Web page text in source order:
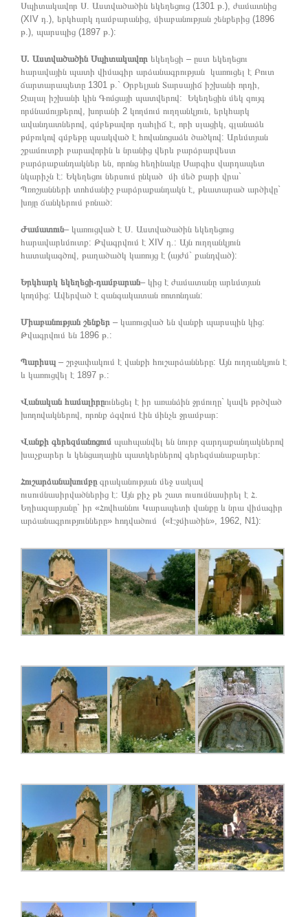
Սպիտակավոր Ս. Աստվածածին եկեղեցուց (1301 թ.), ժամատնից
(XIV դ.), երկհարկ դամբարանից, միաբանության շենքերից (1896
թ.), պարսպից (1897 թ.):
Ս. Աստվածածին Սպիտակավոր եկեղեցի – ըստ եկեղեցու
հարավային պատի վիմագիր արձանագրության կառուցել է Բուտ
ճարտարապետը 1301 թ.` Օրբելյան Տարսայիճ իշխանի որդի,
Ջալալ իշխանի կին Գոմցայի պատվերով: Եկեղեցին մեկ զույգ
որմնամույթերով, խորանի 2 կողմում ուղղանկյուն, երկհարկ
ավանդատներով, գմբեթավոր դահլիճ է, որի սլացիկ, գլանաձև
թմբուկով գմբեթը պսակված է հովանոցաձև ծածկով: Արևմտյան
շքամուտքի բարավորին և նրանից վերև բարձրարվեստ
բարձրաքանդակներ են, որոնց հեղինակը Սարգիս վարդապետ
նկարիչն է: Եկեղեցու ներսում ընկած մի մեծ քարի վրա`
Պռոշյանների տոհմանիշ բարձրաքանդակն է, թևատարած արծիվը`
խոյը ճանկերում բռնած:
Ժամատուն– կառուցված է Ս. Աստվածածին եկեղեցուց
հարավարևմուտք: Թվագրվում է XIV դ.: Այն ուղղանկյուն
հատակագծով, թաղածածկ կառույց է (այժմ` քանդված):
Երկհարկ եկեղեցի-դամբարան– կից է ժամատանը արևմտյան
կողմից: Ավերված է զանգակատան ռոտոնդան:
Միաբանության շենքեր – կառուցված են վանքի պարսպին կից:
Թվագրվում են 1896 թ.:
Պարիսպ – շրջափակում է վանքի հուշարձանները: Այն ուղղանկյուն է
և կառուցվել է 1897 թ.:
Վանական համալիրըունեցել է իր առանձին ջրմուղը` կավե թրծված
խողովակներով, որոնք ձգվում էին մինչև ջրամբար:
Վանքի գերեզմանոցում պահպանվել են նուրբ զարդաքանդակներով
խաչքարեր և կենցաղային պատկերներով գերեզմանաքարեր:
Հուշարձանախումբըգրականության մեջ սակավ
ուսումնասիրվածներից է: Այն քիչ թե շատ ուսումնասիրել է Հ.
Եղիազարյանը` իր «Հովհաննու Կարապետի վանքը և նրա վիմագիր
արձանագրությունները» հոդվածում («Էջմիածին», 1962, N1):